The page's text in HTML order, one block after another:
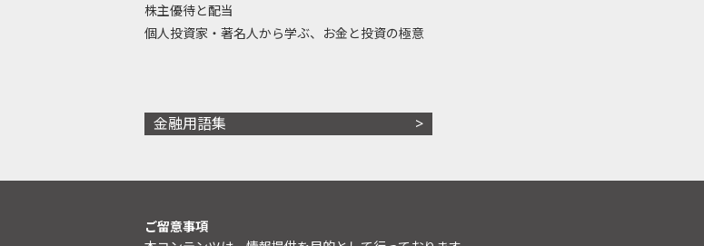
株主優待と配当
個人投資家・著名人から学ぶ、お金と投資の極意
金融用語集
ご留意事項